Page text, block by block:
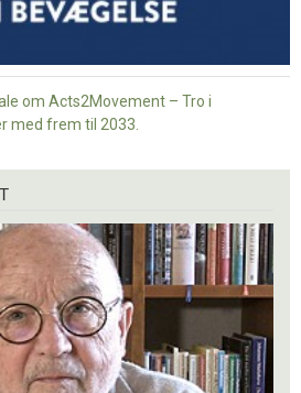
om Acts2Movement – Tro i
med frem til 2033.